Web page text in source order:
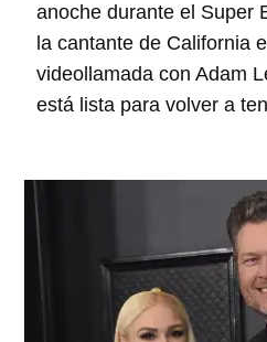
anoche durante el Super
la cantante de California
videollamada con Adam
está lista para volver a